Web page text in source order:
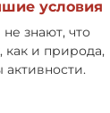
условия
знают, что
как и природа,